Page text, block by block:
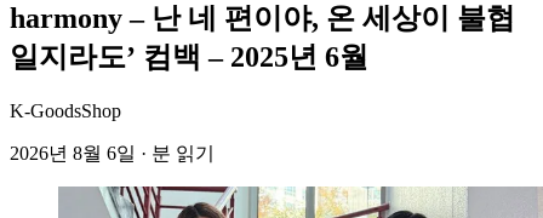
harmony – 난 네 편이야, 온 세상이 불협
일지라도’ 컴백 – 2025년 6월
K-GoodsShop
2026년 8월 6일 · 분 읽기